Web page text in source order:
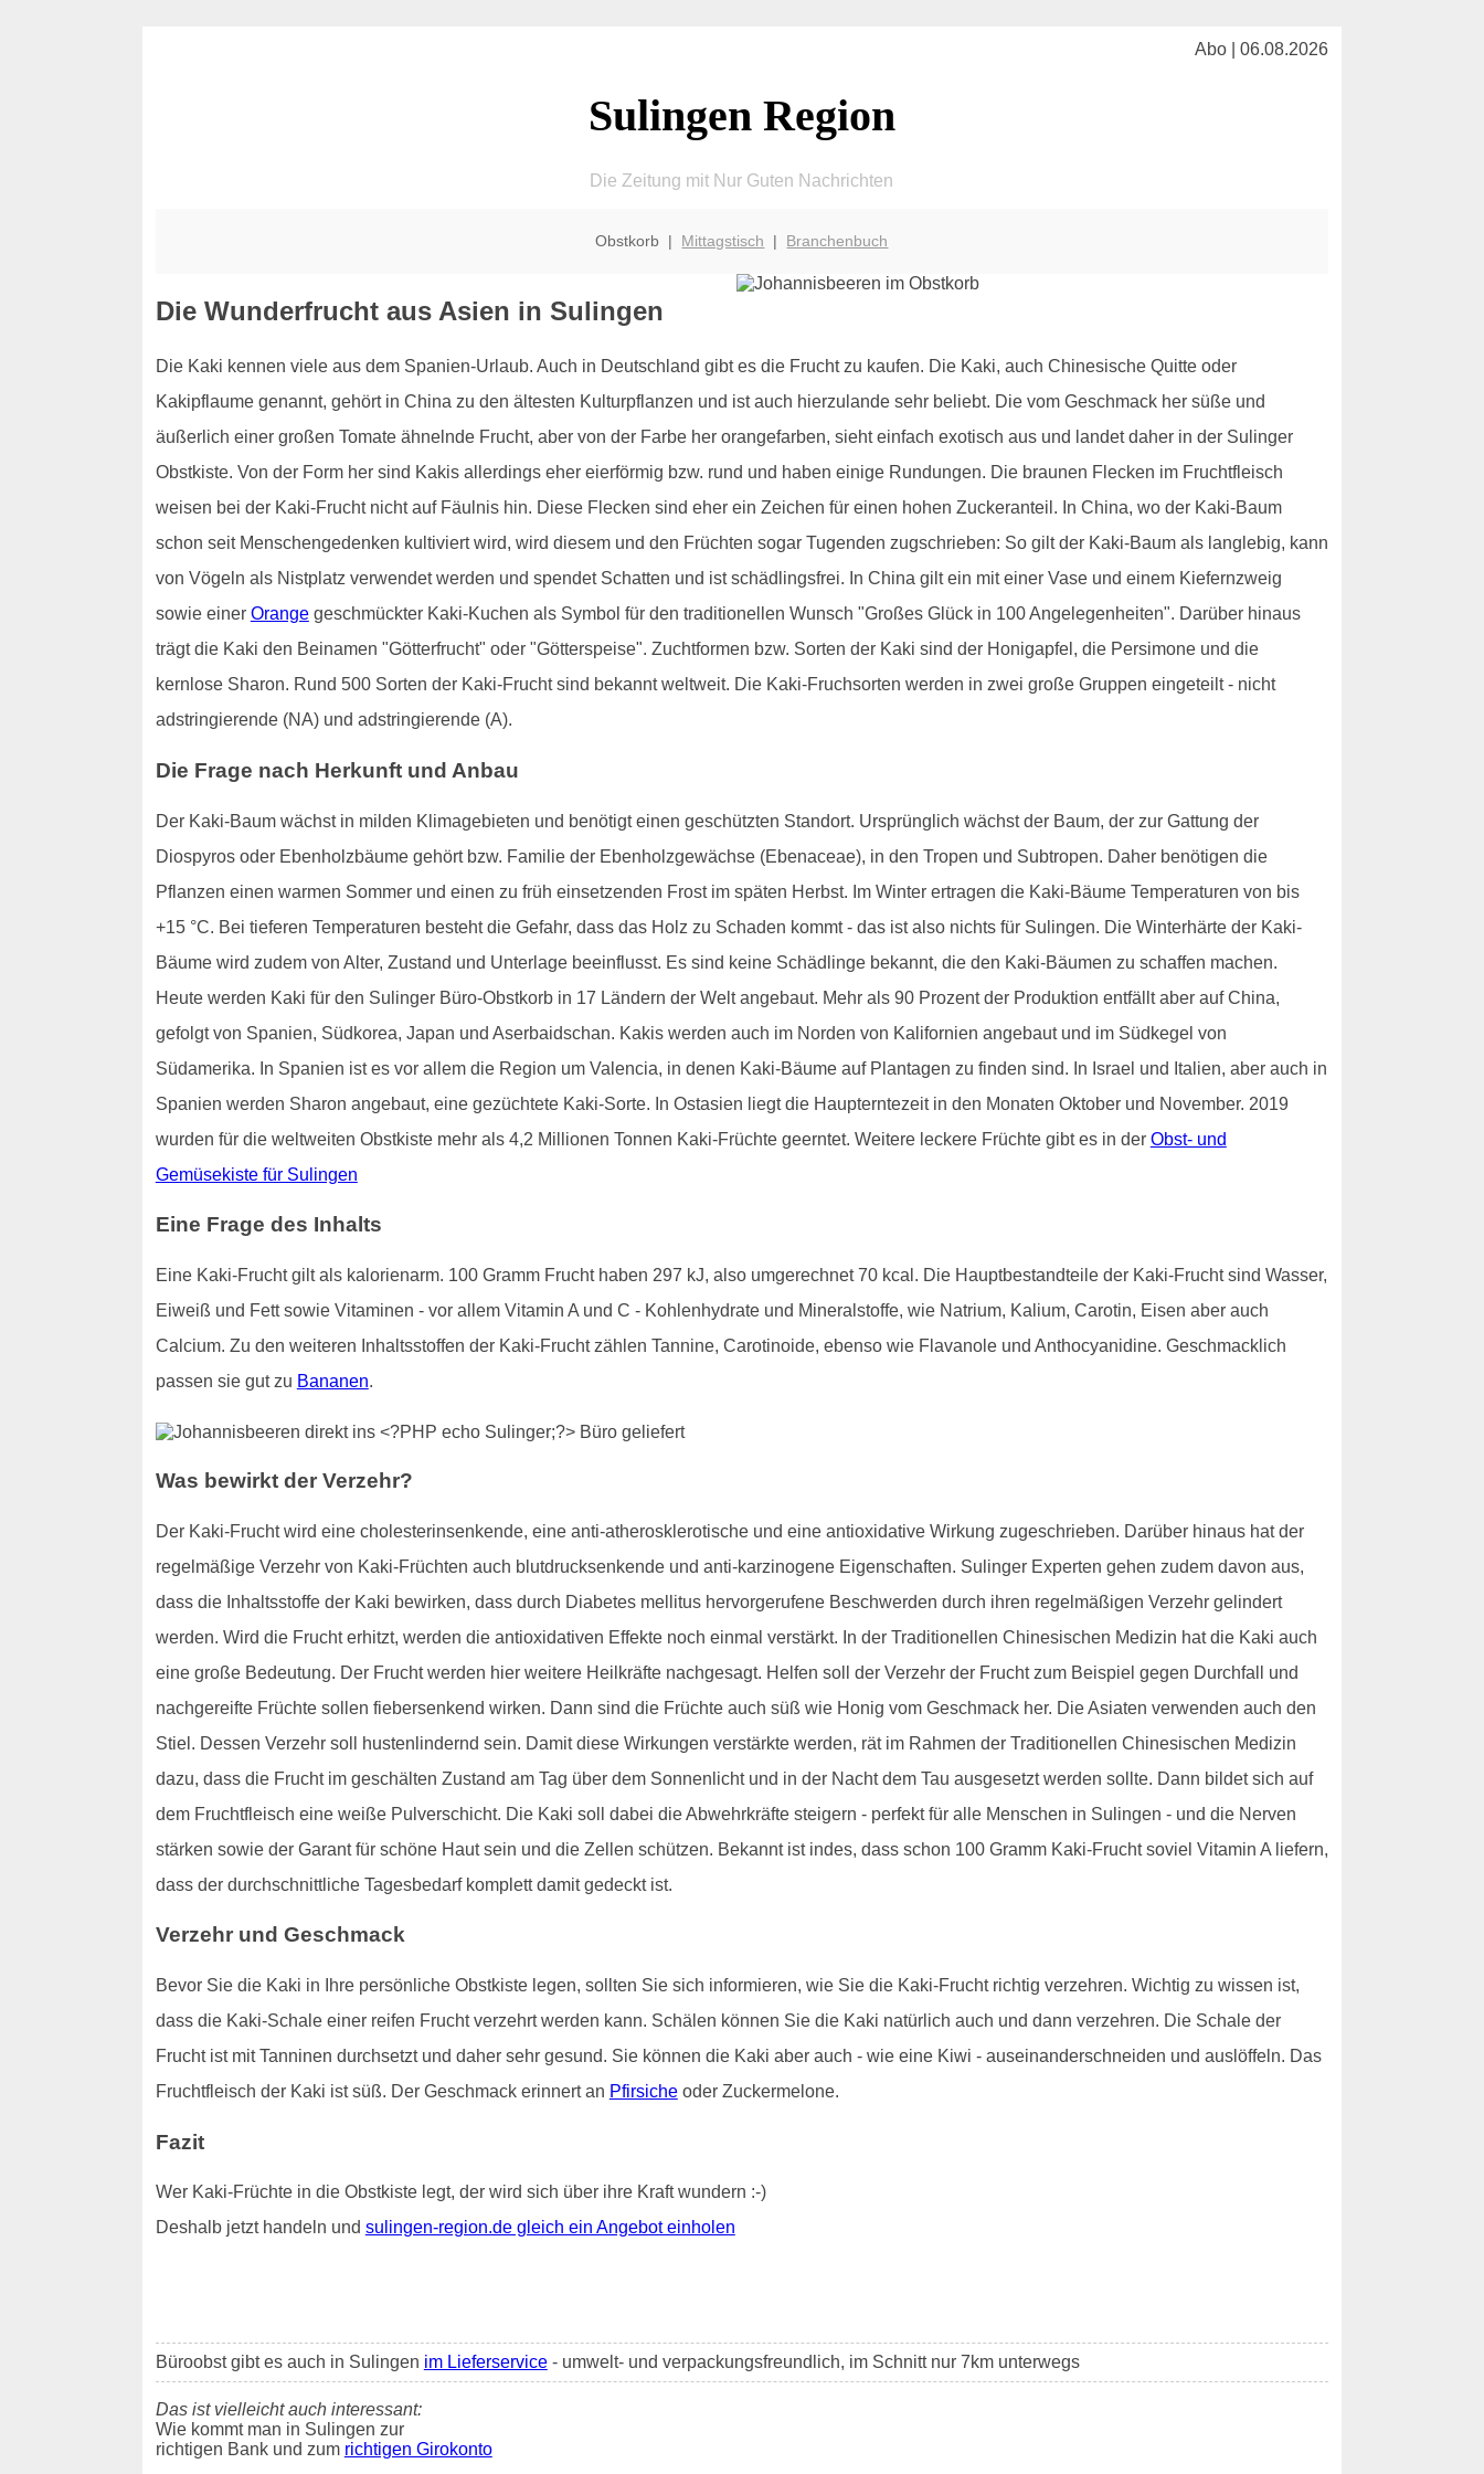
Abo | 06.08.2026
Sulingen Region
Die Zeitung mit Nur Guten Nachrichten
Obstkorb | Mittagstisch | Branchenbuch
Die Wunderfrucht aus Asien in Sulingen
Die Kaki kennen viele aus dem Spanien-Urlaub. Auch in Deutschland gibt es die Frucht zu kaufen. Die Kaki, auch Chinesische Quitte oder
Kakipflaume genannt, gehört in China zu den ältesten Kulturpflanzen und ist auch hierzulande sehr beliebt. Die vom Geschmack her süße und
äußerlich einer großen Tomate ähnelnde Frucht, aber von der Farbe her orangefarben, sieht einfach exotisch aus und landet daher in der Sulinger
Obstkiste. Von der Form her sind Kakis allerdings eher eierförmig bzw. rund und haben einige Rundungen. Die braunen Flecken im Fruchtfleisch
weisen bei der Kaki-Frucht nicht auf Fäulnis hin. Diese Flecken sind eher ein Zeichen für einen hohen Zuckeranteil. In China, wo der Kaki-Baum
schon seit Menschengedenken kultiviert wird, wird diesem und den Früchten sogar Tugenden zugschrieben: So gilt der Kaki-Baum als langlebig, kann
von Vögeln als Nistplatz verwendet werden und spendet Schatten und ist schädlingsfrei. In China gilt ein mit einer Vase und einem Kiefernzweig
sowie einer Orangegeschmückter Kaki-Kuchen als Symbol für den traditionellen Wunsch "Großes Glück in 100 Angelegenheiten". Darüber hinaus
trägt die Kaki den Beinamen "Götterfrucht" oder "Götterspeise". Zuchtformen bzw. Sorten der Kaki sind der Honigapfel, die Persimone und die
kernlose Sharon. Rund 500 Sorten der Kaki-Frucht sind bekannt weltweit. Die Kaki-Fruchsorten werden in zwei große Gruppen eingeteilt - nicht
adstringierende (NA) und adstringierende (A).
Die Frage nach Herkunft und Anbau
Der Kaki-Baum wächst in milden Klimagebieten und benötigt einen geschützten Standort. Ursprünglich wächst der Baum, der zur Gattung der
Diospyros oder Ebenholzbäume gehört bzw. Familie der Ebenholzgewächse (Ebenaceae), in den Tropen und Subtropen. Daher benötigen die
Pflanzen einen warmen Sommer und einen zu früh einsetzenden Frost im späten Herbst. Im Winter ertragen die Kaki-Bäume Temperaturen von bis
+15 °C. Bei tieferen Temperaturen besteht die Gefahr, dass das Holz zu Schaden kommt - das ist also nichts für Sulingen. Die Winterhärte der Kaki-
Bäume wird zudem von Alter, Zustand und Unterlage beeinflusst. Es sind keine Schädlinge bekannt, die den Kaki-Bäumen zu schaffen machen.
Heute werden Kaki für den Sulinger Büro-Obstkorb in 17 Ländern der Welt angebaut. Mehr als 90 Prozent der Produktion entfällt aber auf China,
gefolgt von Spanien, Südkorea, Japan und Aserbaidschan. Kakis werden auch im Norden von Kalifornien angebaut und im Südkegel von
Südamerika. In Spanien ist es vor allem die Region um Valencia, in denen Kaki-Bäume auf Plantagen zu finden sind. In Israel und Italien, aber auch in
Spanien werden Sharon angebaut, eine gezüchtete Kaki-Sorte. In Ostasien liegt die Haupterntezeit in den Monaten Oktober und November. 2019
wurden für die weltweiten Obstkiste mehr als 4,2 Millionen Tonnen Kaki-Früchte geerntet. Weitere leckere Früchte gibt es in der Obst- und
Gemüsekiste für Sulingen
Eine Frage des Inhalts
Eine Kaki-Frucht gilt als kalorienarm. 100 Gramm Frucht haben 297 kJ, also umgerechnet 70 kcal. Die Hauptbestandteile der Kaki-Frucht sind Wasser,
Eiweiß und Fett sowie Vitaminen - vor allem Vitamin A und C - Kohlenhydrate und Mineralstoffe, wie Natrium, Kalium, Carotin, Eisen aber auch
Calcium. Zu den weiteren Inhaltsstoffen der Kaki-Frucht zählen Tannine, Carotinoide, ebenso wie Flavanole und Anthocyanidine. Geschmacklich
passen sie gut zu Bananen.
Was bewirkt der Verzehr?
Der Kaki-Frucht wird eine cholesterinsenkende, eine anti-atherosklerotische und eine antioxidative Wirkung zugeschrieben. Darüber hinaus hat der
regelmäßige Verzehr von Kaki-Früchten auch blutdrucksenkende und anti-karzinogene Eigenschaften. Sulinger Experten gehen zudem davon aus,
dass die Inhaltsstoffe der Kaki bewirken, dass durch Diabetes mellitus hervorgerufene Beschwerden durch ihren regelmäßigen Verzehr gelindert
werden. Wird die Frucht erhitzt, werden die antioxidativen Effekte noch einmal verstärkt. In der Traditionellen Chinesischen Medizin hat die Kaki auch
eine große Bedeutung. Der Frucht werden hier weitere Heilkräfte nachgesagt. Helfen soll der Verzehr der Frucht zum Beispiel gegen Durchfall und
nachgereifte Früchte sollen fiebersenkend wirken. Dann sind die Früchte auch süß wie Honig vom Geschmack her. Die Asiaten verwenden auch den
Stiel. Dessen Verzehr soll hustenlindernd sein. Damit diese Wirkungen verstärkte werden, rät im Rahmen der Traditionellen Chinesischen Medizin
dazu, dass die Frucht im geschälten Zustand am Tag über dem Sonnenlicht und in der Nacht dem Tau ausgesetzt werden sollte. Dann bildet sich auf
dem Fruchtfleisch eine weiße Pulverschicht. Die Kaki soll dabei die Abwehrkräfte steigern - perfekt für alle Menschen in Sulingen - und die Nerven
stärken sowie der Garant für schöne Haut sein und die Zellen schützen. Bekannt ist indes, dass schon 100 Gramm Kaki-Frucht soviel Vitamin A liefern,
dass der durchschnittliche Tagesbedarf komplett damit gedeckt ist.
Verzehr und Geschmack
Bevor Sie die Kaki in Ihre persönliche Obstkiste legen, sollten Sie sich informieren, wie Sie die Kaki-Frucht richtig verzehren. Wichtig zu wissen ist,
dass die Kaki-Schale einer reifen Frucht verzehrt werden kann. Schälen können Sie die Kaki natürlich auch und dann verzehren. Die Schale der
Frucht ist mit Tanninen durchsetzt und daher sehr gesund. Sie können die Kaki aber auch - wie eine Kiwi - auseinanderschneiden und auslöffeln. Das
Fruchtfleisch der Kaki ist süß. Der Geschmack erinnert an Pfirsicheoder Zuckermelone.
Fazit
Wer Kaki-Früchte in die Obstkiste legt, der wird sich über ihre Kraft wundern :-)
Deshalb jetzt handeln und sulingen-region.de gleich ein Angebot einholen
Büroobst gibt es auch in Sulingen im Lieferservice- umwelt- und verpackungsfreundlich, im Schnitt nur 7km unterwegs
Das ist vielleicht auch interessant:
Wie kommt man in Sulingen zur
richtigen Bank und zum richtigen Girokonto